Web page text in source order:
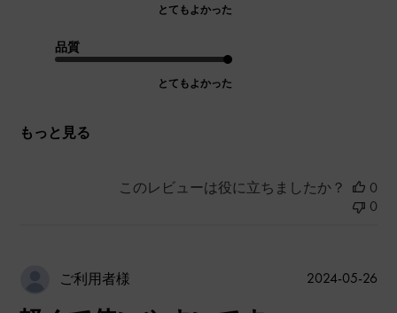
とてもよかった
品質
とてもよかった
もっと見る
このレビューは役に立ちましたか？
0
0
ご利用者様
公
2024-05-26